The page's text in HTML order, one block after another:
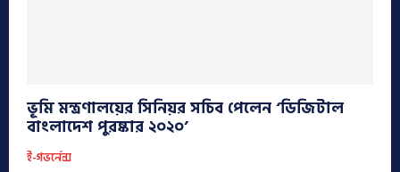
ভূমি মন্ত্রণালয়ের সিনিয়র সচিব পেলেন ‘ডিজিটাল
বাংলাদেশ পুরষ্কার ২০২০’
ই-গভর্নেন্স